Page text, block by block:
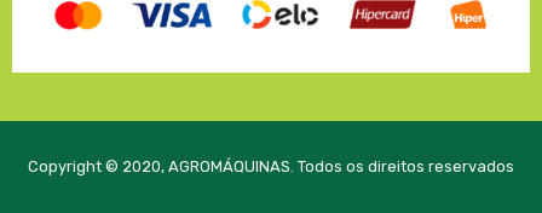
Copyright © 2020, AGROMÁQUINAS. Todos os direitos reservados